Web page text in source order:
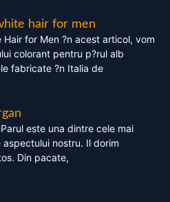
hair for men
for Men ?n acest articol, vom
colorant pentru p?rul alb
fabricate ?n Italia de
este una dintre cele mai
nostru. Il dorim
Din pacate,